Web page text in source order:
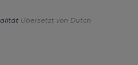
Übersetzt von Dutch